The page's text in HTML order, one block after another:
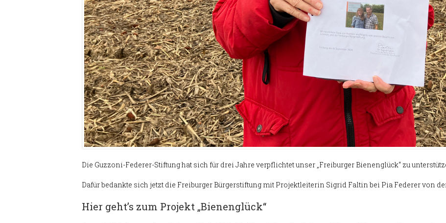
Die Guzzoni-Federer-Stiftung hat sich für drei Jahre verpflichtet unser „Freiburger Bienenglück“ zu
Dafür bedankte sich jetzt die Freiburger Bürgerstiftung mit Projektleiterin Sigrid Faltin bei Pia Federer von
Hier geht’s zum Projekt „Bienenglück“